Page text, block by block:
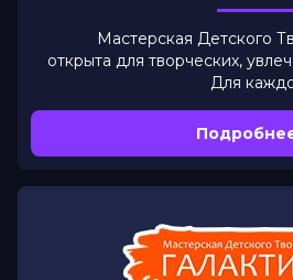
Мастерская Детского
открыта для творческих,
Для